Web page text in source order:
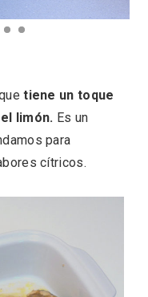
tiene un toque
limón. Es un
para
cítricos.
descubre